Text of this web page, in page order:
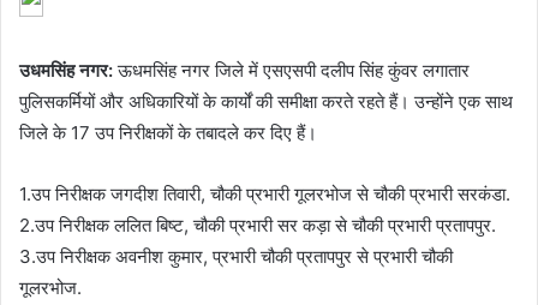
उधमसिंह नगर:ऊधमसिंह नगर जिले में एसएसपी दलीप सिंह कुंवर लगातार
पुलिसकर्मियों और अधिकारियों के कार्यों की समीक्षा करते रहते हैं। उन्होंने एक साथ
जिले के 17 उप निरीक्षकों के तबादले कर दिए हैं।
1.उप निरीक्षक जगदीश तिवारी, चौकी प्रभारी गूलरभोज से चौकी प्रभारी सरकंडा.
2.उप निरीक्षक ललित बिष्ट, चौकी प्रभारी सर कड़ा से चौकी प्रभारी प्रतापपुर.
3.उप निरीक्षक अवनीश कुमार, प्रभारी चौकी प्रतापपुर से प्रभारी चौकी
गूलरभोज.